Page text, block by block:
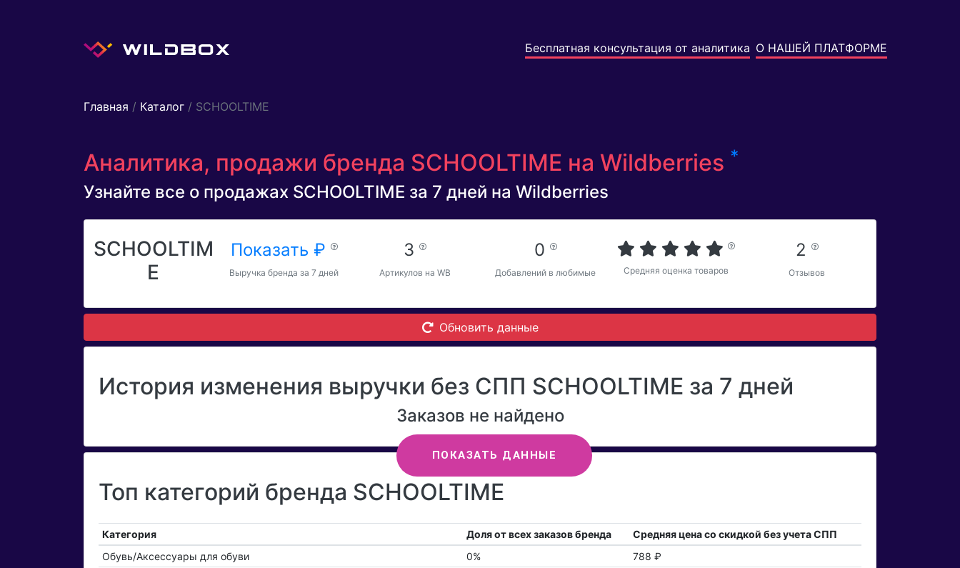
Бесплатная консультация от аналитика О НАШЕЙ ПЛАТФОРМЕ
Главная / Каталог / SCHOOLTIME
Аналитика, продажи бренда SCHOOLTIME на Wildberries *
Узнайте все о продажах SCHOOLTIME за 7 дней на Wildberries
SCHOOLTIM
E
Показать ₽
Выручка бренда за 7 дней
3
Артикулов на WB
0
Добавлений в любимые Средняя оценка товаров
2
Отзывов
Обновить данные
История изменения выручки без СПП SCHOOLTIME за 7 дней
ПОКАЗАТЬ ДАННЫЕ
Заказов не найдено
Топ категорий бренда SCHOOLTIME
Категория Доля от всех заказов бренда
Средняя цена со скидкой без учета СПП
Обувь/Аксессуары для обуви
0%
788 ₽